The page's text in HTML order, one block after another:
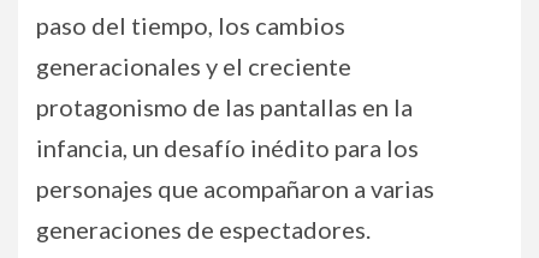
paso del tiempo, los cambios
generacionales y el creciente
protagonismo de las pantallas en la
infancia, un desafío inédito para los
personajes que acompañaron a varias
generaciones de espectadores.